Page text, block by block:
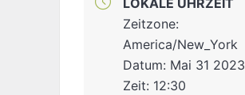
LOKALE UHRZEIT
Zeitzone:
America/New_York
Datum: Mai 31 2023
Zeit: 12:30